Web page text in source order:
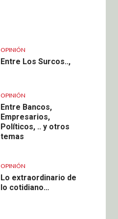
OPINIÓN
Entre Los Surcos..,
OPINIÓN
Entre Bancos,
Empresarios,
Políticos, .. y otros
temas
OPINIÓN
Lo extraordinario de
lo cotidiano…